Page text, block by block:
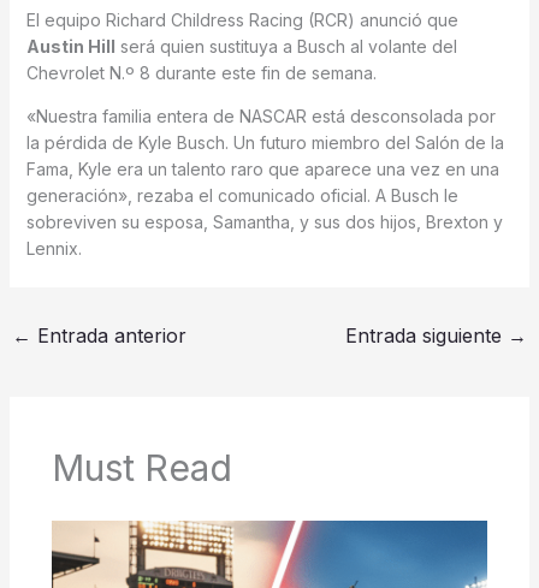
El equipo Richard Childress Racing (RCR) anunció que
Austin Hill
será quien sustituya a Busch al volante del
Chevrolet N.º 8 durante este fin de semana.
«Nuestra familia entera de NASCAR está desconsolada por
la pérdida de Kyle Busch. Un futuro miembro del Salón de la
Fama, Kyle era un talento raro que aparece una vez en una
generación», rezaba el comunicado oficial. A Busch le
sobreviven su esposa, Samantha, y sus dos hijos, Brexton y
Lennix.
← Entrada anterior Entrada siguiente →
Must Read